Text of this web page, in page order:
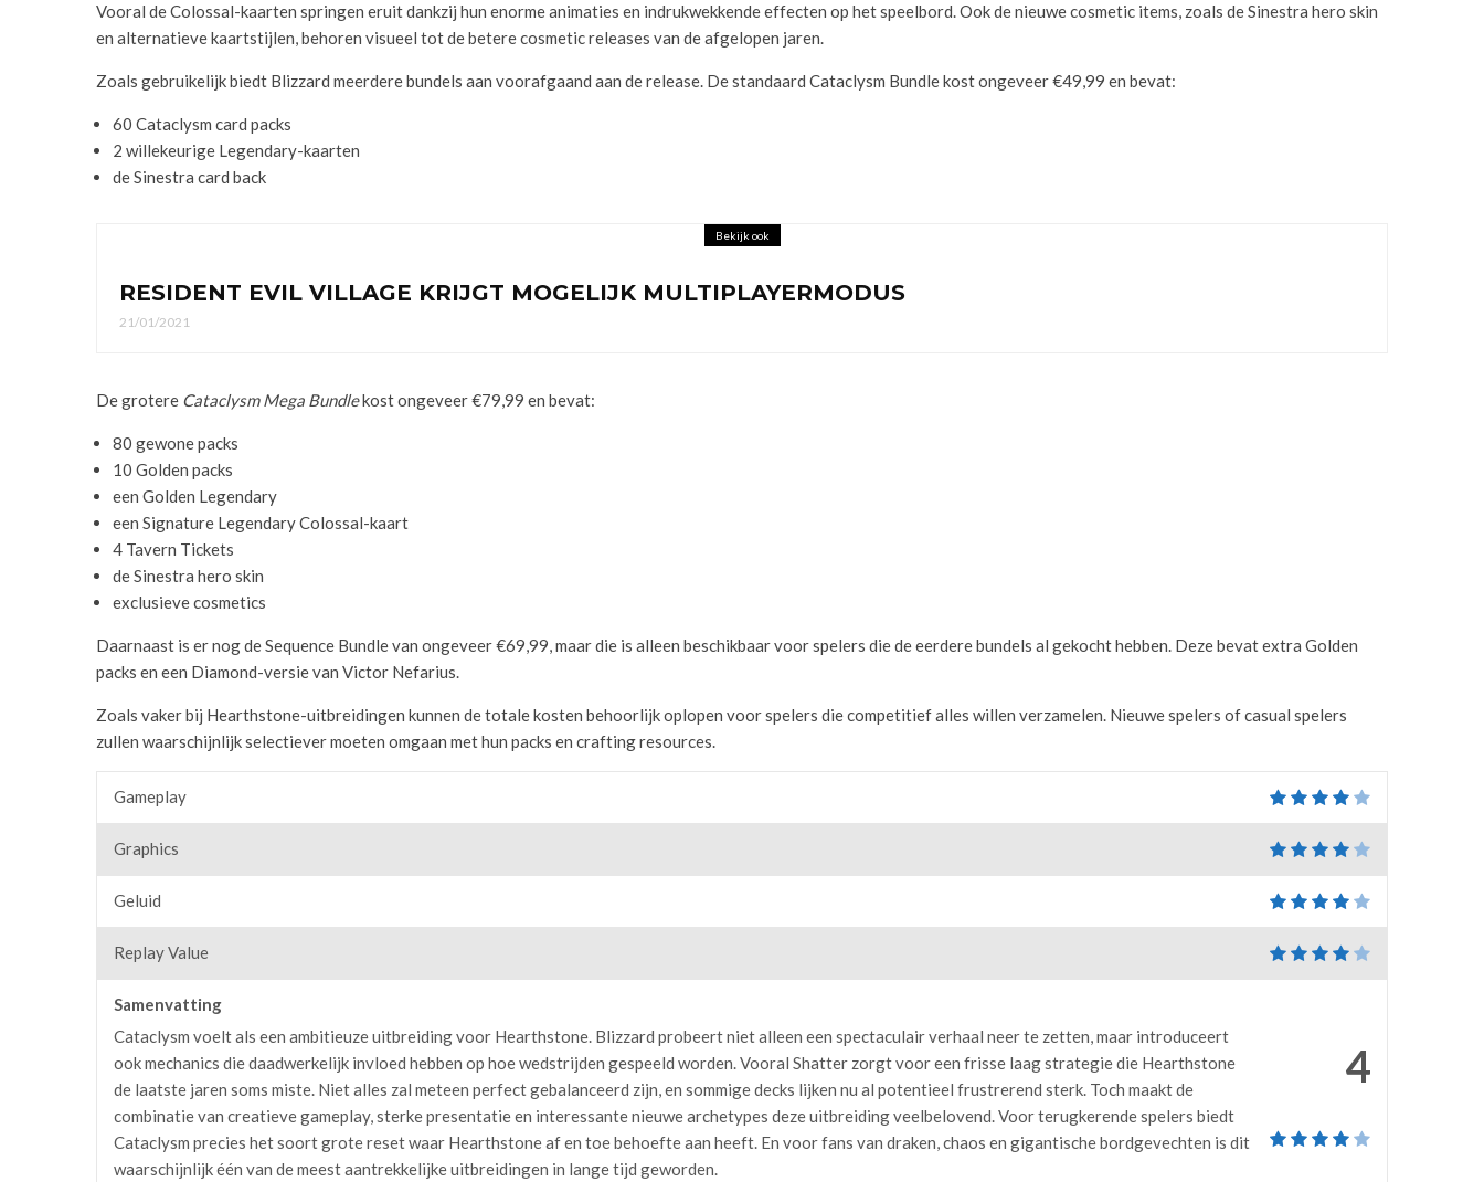
Vooral de Colossal-kaarten springen eruit dankzij hun enorme animaties en indrukwekkende effecten op het speelbord. Ook de nieuwe cosmetic items, zoals de Sinestra hero skin
en alternatieve kaartstijlen, behoren visueel tot de betere cosmetic releases van de afgelopen jaren.
Zoals gebruikelijk biedt Blizzard meerdere bundels aan voorafgaand aan de release. De standaard Cataclysm Bundle kost ongeveer €49,99 en bevat:
60 Cataclysm card packs
2 willekeurige Legendary-kaarten
de Sinestra card back
Bekijk ook
RESIDENT EVIL VILLAGE KRIJGT MOGELIJK MULTIPLAYERMODUS
21/01/2021
De grotere Cataclysm Mega Bundlekost ongeveer €79,99 en bevat:
80 gewone packs
10 Golden packs
een Golden Legendary
een Signature Legendary Colossal-kaart
4 Tavern Tickets
de Sinestra hero skin
exclusieve cosmetics
Daarnaast is er nog de Sequence Bundle van ongeveer €69,99, maar die is alleen beschikbaar voor spelers die de eerdere bundels al gekocht hebben. Deze bevat extra Golden
packs en een Diamond-versie van Victor Nefarius.
Zoals vaker bij Hearthstone-uitbreidingen kunnen de totale kosten behoorlijk oplopen voor spelers die competitief alles willen verzamelen. Nieuwe spelers of casual spelers
zullen waarschijnlijk selectiever moeten omgaan met hun packs en crafting resources.
Gameplay
Graphics
Geluid
Replay Value
4
Samenvatting
Cataclysm voelt als een ambitieuze uitbreiding voor Hearthstone. Blizzard probeert niet alleen een spectaculair verhaal neer te zetten, maar introduceert
ook mechanics die daadwerkelijk invloed hebben op hoe wedstrijden gespeeld worden. Vooral Shatter zorgt voor een frisse laag strategie die Hearthstone
de laatste jaren soms miste. Niet alles zal meteen perfect gebalanceerd zijn, en sommige decks lijken nu al potentieel frustrerend sterk. Toch maakt de
combinatie van creatieve gameplay, sterke presentatie en interessante nieuwe archetypes deze uitbreiding veelbelovend. Voor terugkerende spelers biedt
Cataclysm precies het soort grote reset waar Hearthstone af en toe behoefte aan heeft. En voor fans van draken, chaos en gigantische bordgevechten is dit
waarschijnlijk één van de meest aantrekkelijke uitbreidingen in lange tijd geworden.